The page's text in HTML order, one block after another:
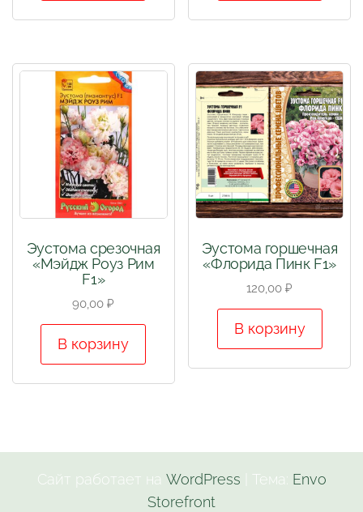
Эустома срезочная
«Мэйдж Роуз Рим
F1»
90,00₽
В корзину
Эустома горшечная
«Флорида Пинк F1»
120,00₽
В корзину
Сайт работает на WordPress Тема: Envo
Storefront